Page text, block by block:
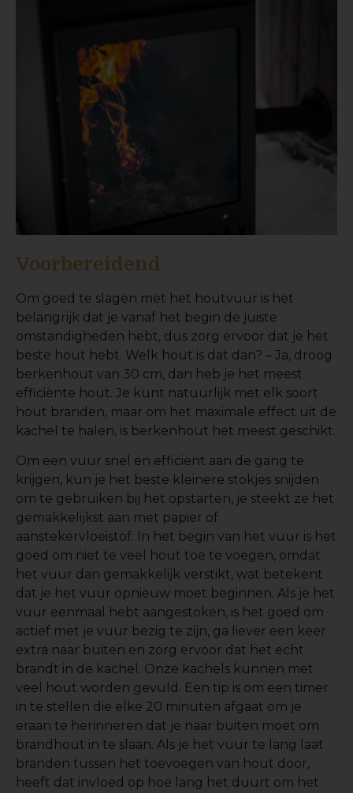
Voorbereidend
Om goed te slagen met het houtvuur is het
belangrijk dat je vanaf het begin de juiste
omstandigheden hebt, dus zorg ervoor dat je het
beste hout hebt. Welk hout is dat dan? – Ja, droog
berkenhout van 30 cm, dan heb je het meest
efficiënte hout. Je kunt natuurlijk met elk soort
hout branden, maar om het maximale effect uit de
kachel te halen, is berkenhout het meest geschikt.
Om een vuur snel en efficiënt aan de gang te
krijgen, kun je het beste kleinere stokjes snijden
om te gebruiken bij het opstarten, je steekt ze het
gemakkelijkst aan met papier of
aanstekervloeistof. In het begin van het vuur is het
goed om niet te veel hout toe te voegen, omdat
het vuur dan gemakkelijk verstikt, wat betekent
dat je het vuur opnieuw moet beginnen. Als je het
vuur eenmaal hebt aangestoken, is het goed om
actief met je vuur bezig te zijn, ga liever een keer
extra naar buiten en zorg ervoor dat het echt
brandt in de kachel. Onze kachels kunnen met
veel hout worden gevuld. Een tip is om een timer
in te stellen die elke 20 minuten afgaat om je
eraan te herinneren dat je naar buiten moet om
brandhout in te slaan. Als je het vuur te lang laat
branden tussen het toevoegen van hout door,
heeft dat invloed op hoe lang het duurt om het